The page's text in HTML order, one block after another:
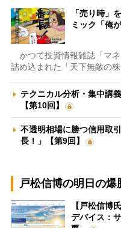
「売り時」
ミック「俺
かつて投資情報雑誌「マ
詰め込まれた「天下無敵の
テクニカル分析・集中講
【第10回】
不透明相場に勝つ信用取
長！」【第9回】
戸松信博の明日の爆
【戸松信博
デバイス：